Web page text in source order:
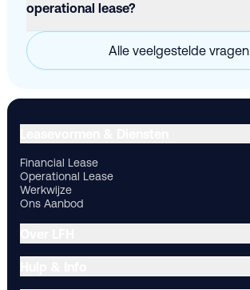
operational lease?
Alle veelgestelde vragen
Financial Lease
Operational Lease
Werkwijze
Ons Aanbod